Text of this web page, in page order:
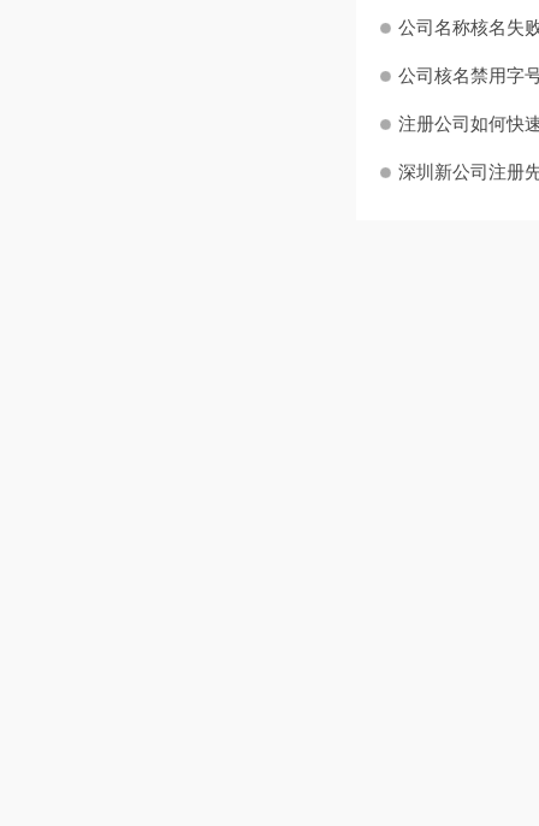
公司名称核名失
公司核名禁用字
注册公司如何快
深圳新公司注册